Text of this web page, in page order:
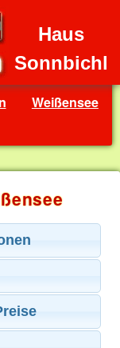
Haus
Sonnbichl
Weißensee